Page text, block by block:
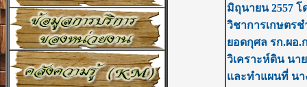
มิถุนายน 2557
วิชาการเกษตร
ยอดกุศล รก.ผอ.
วิเคราะห์ดิน นา
และทำแผนที่ นา